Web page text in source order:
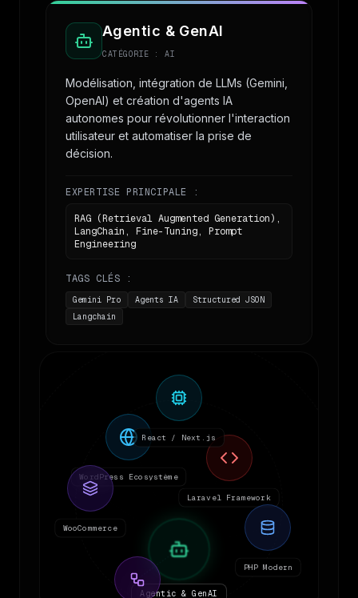
Agentic & GenAI
CATÉGORIE : AI
Modélisation, intégration de LLMs (Gemini,
OpenAI) et création d'agents IA
autonomes pour révolutionner l'interaction
utilisateur et automatiser la prise de
décision.
EXPERTISE PRINCIPALE :
RAG (Retrieval Augmented Generation),
LangChain, Fine-Tuning, Prompt
Engineering
TAGS CLÉS :
Gemini Pro Agents IA
Structured JSON
Langchain
WordPress Ecosystème
WooCommerce
Laravel Framework
PHP Modern
Agentic & GenAI
React / Next.js